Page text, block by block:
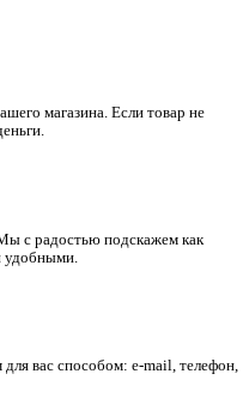
магазина. Если товар не
с радостью подскажем как
удобными.
вас способом: e-mail, телефон,